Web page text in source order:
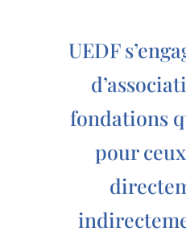
UEDF
fondations
pour